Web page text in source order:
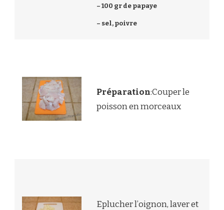
– 100 gr de papaye
– sel, poivre
Préparation:Couper le
poisson en morceaux
Eplucher l’oignon, laver et